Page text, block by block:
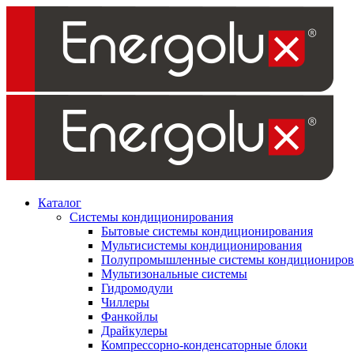
Каталог
Системы кондиционирования
Бытовые системы кондиционирования
Мультисистемы кондиционирования
Полупромышленные системы
Мультизональные системы
Гидромодули
Чиллеры
Фанкойлы
Драйкулеры
Компрессорно-конденсаторные блоки